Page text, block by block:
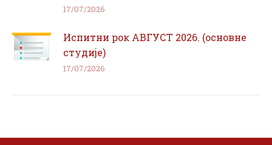
17/07/2026
Испитни рок АВГУСТ 2026. (основне
студије)
17/07/2026